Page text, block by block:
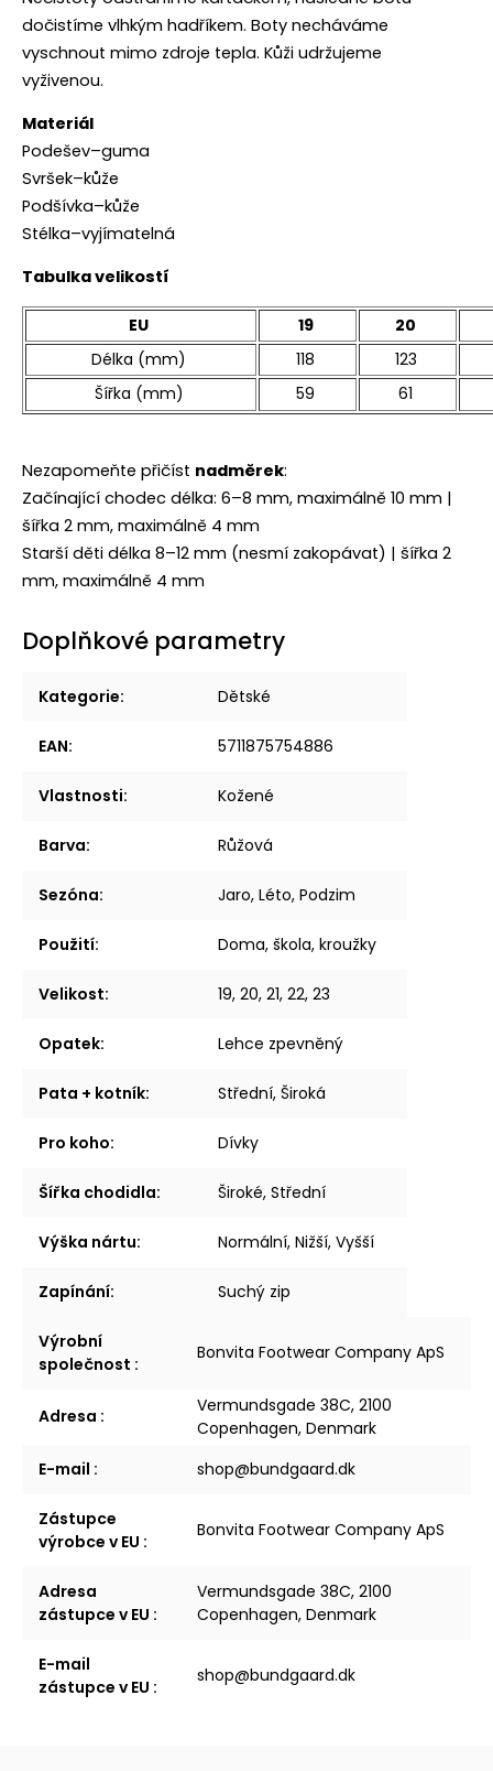
dočistíme vlhkým hadříkem. Boty necháváme
vyschnout mimo zdroje tepla. Kůži udržujeme
vyživenou.
Materiál
Podešev–guma
Svršek–kůže
Podšívka–kůže
Stélka–vyjímatelná
Tabulka velikostí
EU 19
20
Délka (mm)
118
123
Šířka (mm)
59 61
Nezapomeňte přičíst nadměrek:
Začínající chodec délka: 6–8 mm, maximálně 10 mm |
šířka 2 mm, maximálně 4 mm
Starší děti délka 8–12 mm (nesmí zakopávat) | šířka 2
mm, maximálně 4 mm
Doplňkové parametry
Kategorie: Dětské
EAN: 5711875754886
Vlastnosti: Kožené
Barva: Růžová
Sezóna: Jaro, Léto, Podzim
Použití: Doma, škola, kroužky
Velikost: 19, 20, 21, 22, 23
Opatek: Lehce zpevněný
Pata + kotník: Střední, Široká
Pro koho: Dívky
Šířka chodidla: Široké, Střední
Výška nártu: Normální, Nižší, Vyšší
Zapínání: Suchý zip
Výrobní
společnost :
Bonvita Footwear Company ApS
Adresa :
Vermundsgade 38C, 2100
Copenhagen, Denmark
E-mail : shop@bundgaard.dk
Zástupce
výrobce v EU :
Bonvita Footwear Company ApS
Adresa
zástupce v EU :
Vermundsgade 38C, 2100
Copenhagen, Denmark
E-mail
zástupce v EU :
shop@bundgaard.dk